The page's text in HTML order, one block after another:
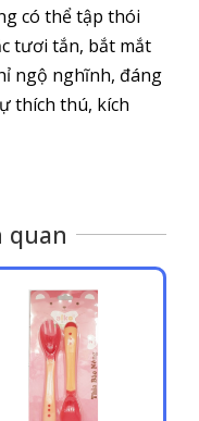
có thể tập thói
tươi tắn, bắt mắt
ngộ nghĩnh, đáng
thích thú, kích
quan